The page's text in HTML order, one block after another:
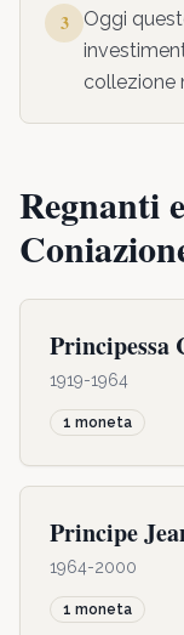
3
Oggi
collezione
Regnanti
Principessa
1919-1964
1 moneta
Principe
1964-2000
1 moneta